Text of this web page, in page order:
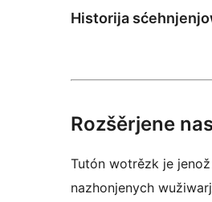
Historija
Rozšěrjene
Tutón wotrězk je
nazhonjenych